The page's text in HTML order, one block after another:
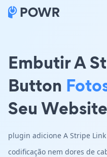
Embutir A
Button
Seu Website
plugin adicione A Stripe
codificação nem dores de